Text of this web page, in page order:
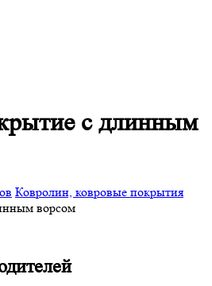
с длинным
Ковролин, ковровые покрытия
ворсом